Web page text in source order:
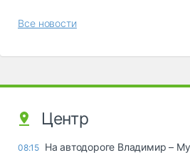
Все новости
Центр
08:15 На автодороге Владимир –